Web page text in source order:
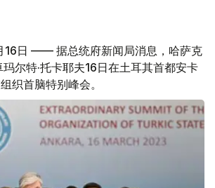
16日 —— 据总统府新闻局消息，哈萨克
玛尔特·托卡耶夫16日在土耳其首都安卡
织首脑特别峰会。